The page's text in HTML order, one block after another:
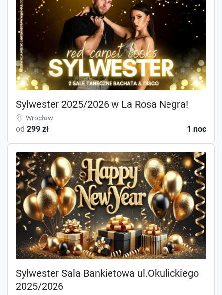
Sylwester 2025/2026 w La Rosa Negra!
Wrocław
od 299 zł 1 noc
Sylwester Sala Bankietowa ul.Okulickiego
2025/2026